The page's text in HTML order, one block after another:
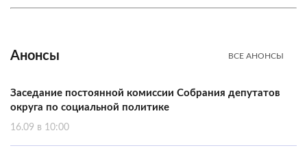
Анонсы ВСЕ АНОНСЫ
Заседание постоянной комиссии Собрания депутатов
округа по социальной политике
16.09 в 10:00